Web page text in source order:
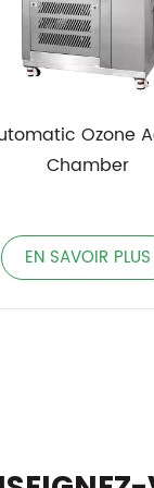
Ozone
Chamber
EN SAVOIR PLUS